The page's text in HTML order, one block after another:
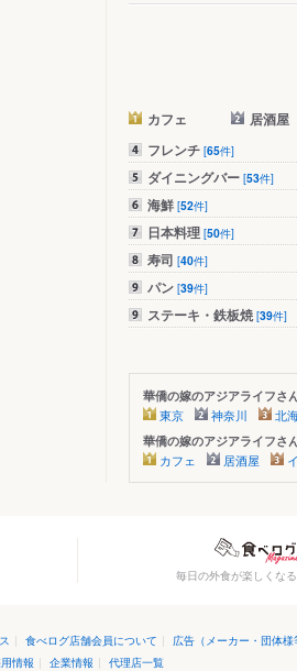
カフェ 居酒屋
フレンチ [65件]
ダイニングバー [53件]
海鮮 [52件]
日本料理 [50件]
寿司 [40件]
パン [39件]
ステーキ・鉄板焼[39件]
華僑の嫁のアジアライフさ
東京 神奈川 北
華僑の嫁のアジアライフさ
カフェ 居酒屋
毎日の外食が楽しくな
| 食べログ店舗会員について | 広告（メーカー・団体
情報 | 企業情報 | 代理店一覧